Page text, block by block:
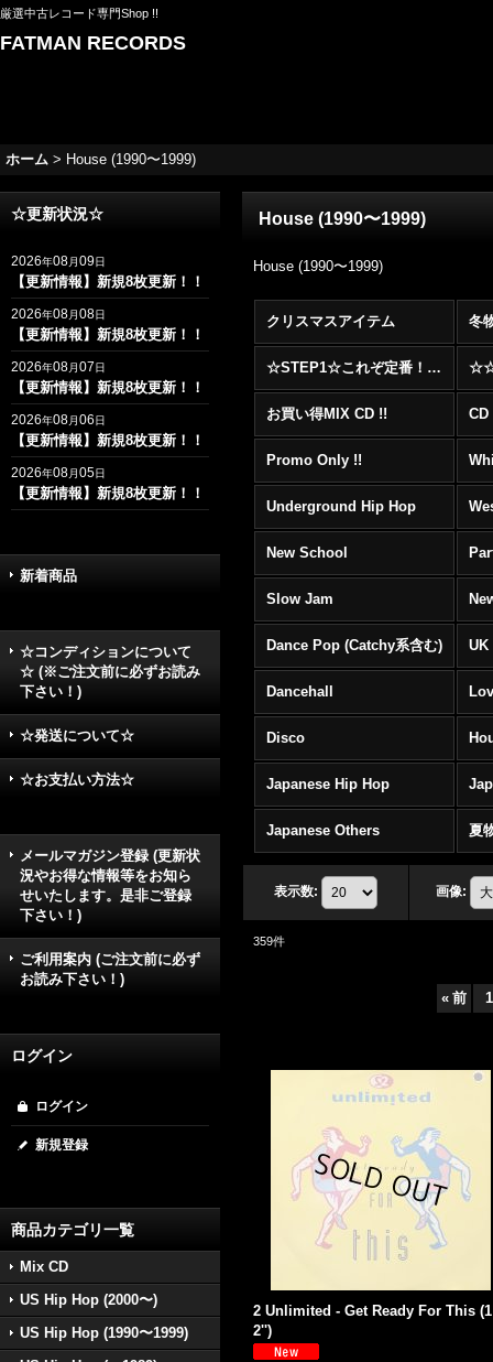
厳選中古レコード専門Shop !!
FATMAN RECORDS
ホーム > House (1990〜1999)
☆更新状況☆
2026年08月09日
【更新情報】新規8枚更新！！
2026年08月08日
【更新情報】新規8枚更新！！
2026年08月07日
【更新情報】新規8枚更新！！
2026年08月06日
【更新情報】新規8枚更新！！
2026年08月05日
【更新情報】新規8枚更新！！
新着商品
☆コンディションについて
☆ (※ご注文前に必ずお読み
下さい！)
☆発送について☆
☆お支払い方法☆
メールマガジン登録 (更新状
況やお得な情報等をお知ら
せいたします。是非ご登録
下さい！)
ご利用案内 (ご注文前に必ず
お読み下さい！)
ログイン
ログイン
新規登録
商品カテゴリ一覧
Mix CD
US Hip Hop (2000〜)
US Hip Hop (1990〜1999)
House (1990〜1999)
House (1990〜1999)
クリスマスアイテム 冬
☆STEP1☆これぞ定番！！まずはここから！2000年代R&BフロアヒットBest 100 !!!
お買い得MIX CD !!
Promo Only !!
Underground Hip Hop
New School
Slow Jam
Dance Pop (Catchy系含む) UK
Dancehall
Disco
Japanese Hip Hop
Japanese Others 夏
表示数: 画像:
359件
« 前 1
2 Unlimited - Get Ready For This (1
2'')